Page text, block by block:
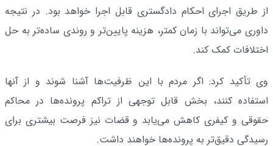
از طریق اجرای احکام دادگستری قابل اجرا خواهد بود. در نتیجه
داوری می‌تواند با زمان کمتر، هزینه پایین‌تر و روندی ساده‌تر به حل
اختلافات کمک کند.
وی تأکید کرد: اگر مردم با این ظرفیت‌ها آشنا شوند و از آنها
استفاده کنند، بخش قابل توجهی از تراکم پرونده‌ها در محاکم
حقوقی و کیفری کاهش می‌یابد و قضات نیز فرصت بیشتری برای
رسیدگی دقیق‌تر به پرونده‌ها خواهند داشت.